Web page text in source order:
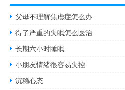
父母不理解焦虑症怎么办
得了严重的失眠怎么医治
长期六小时睡眠
小朋友情绪很容易失控
沉稳心态